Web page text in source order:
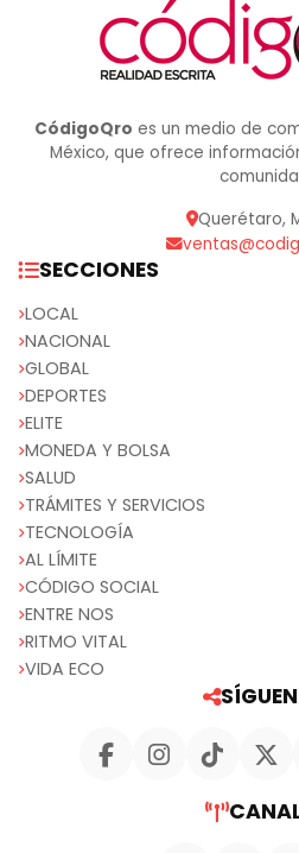
CódigoQro es un medio de
México, que ofrece
Querétaro,
SECCIONES
LOCAL
NACIONAL
GLOBAL
DEPORTES
ELITE
MONEDA Y BOLSA
SALUD
TRÁMITES Y SERVICIOS
TECNOLOGÍA
AL LÍMITE
CÓDIGO SOCIAL
ENTRE NOS
RITMO VITAL
VIDA ECO